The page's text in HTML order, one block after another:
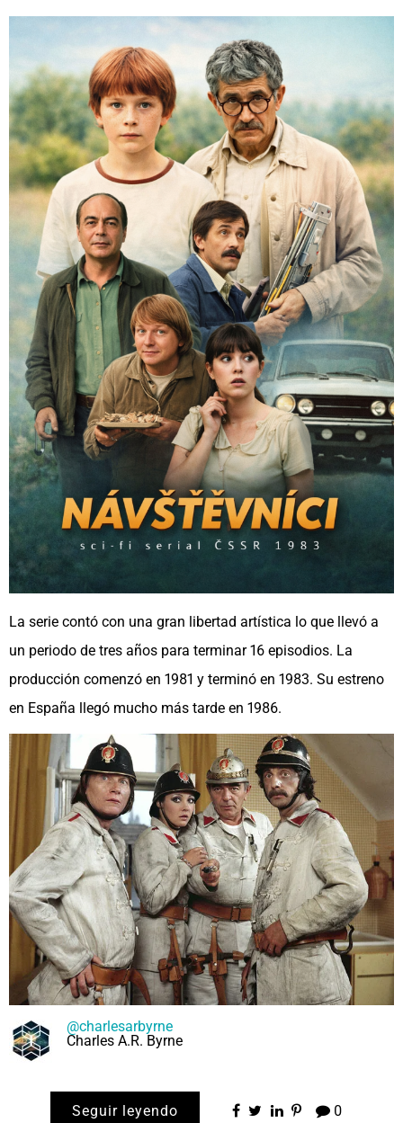
La serie contó con una gran libertad artística lo que llevó a
un periodo de tres años para terminar 16 episodios. La
producción comenzó en 1981 y terminó en 1983. Su estreno
en España llegó mucho más tarde en 1986.
@charlesarbyrne
Charles A.R. Byrne
Seguir leyendo 0